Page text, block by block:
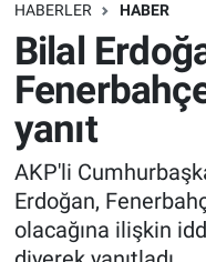
HABERLER HABER
Bilal
yanıt
AKP'li
Erdoğan,
olacağına ilişkin
Bilim turu
Bilim ve
Doğa Konuşuyor
Dünya
Ege Saati
Dünya
Teknoloji
Sağlık
Spor
Yayın Akışı
Trafik Durumu
Süper Lig Puan
Tüm Manşetler
Son Dakika
Haber Arşivi